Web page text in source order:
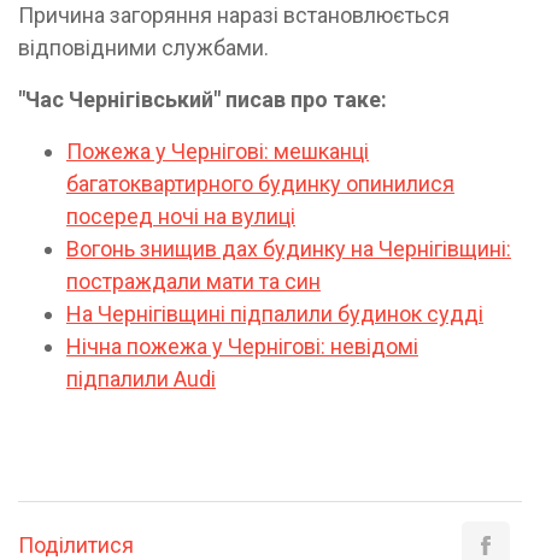
Причина загоряння наразі встановлюється
відповідними службами.
"Час Чернігівський" писав про таке:
Пожежа у Чернігові: мешканці
багатоквартирного будинку опинилися
посеред ночі на вулиці
Вогонь знищив дах будинку на Чернігівщині:
постраждали мати та син
На Чернігівщині підпалили будинок судді
Нічна пожежа у Чернігові: невідомі
підпалили Audi
Поділитися